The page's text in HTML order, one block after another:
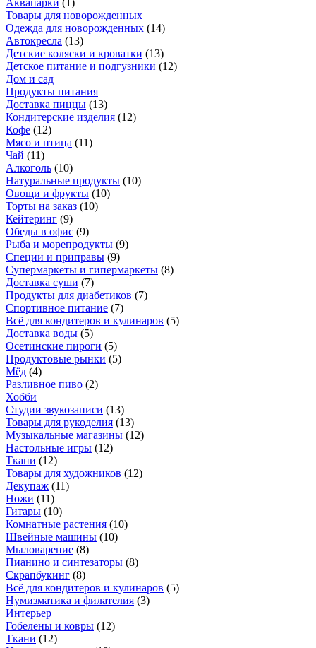
Аквапарки (1)
Товары для новорожденных
Одежда для новорожденных (14)
Автокресла (13)
Детские коляски и кроватки (13)
Детское питание и подгузники (12)
Дом и сад
Продукты питания
Доставка пиццы (13)
Кондитерские изделия (12)
Кофе (12)
Мясо и птица (11)
Чай (11)
Алкоголь (10)
Натуральные продукты (10)
Овощи и фрукты (10)
Торты на заказ (10)
Кейтеринг (9)
Обеды в офис (9)
Рыба и морепродукты (9)
Специи и приправы (9)
Супермаркеты и гипермаркеты (8)
Доставка суши (7)
Продукты для диабетиков (7)
Спортивное питание (7)
Всё для кондитеров и кулинаров (5)
Доставка воды (5)
Осетинские пироги (5)
Продуктовые рынки (5)
Мёд (4)
Разливное пиво (2)
Хобби
Студии звукозаписи (13)
Товары для рукоделия (13)
Музыкальные магазины (12)
Настольные игры (12)
Ткани (12)
Товары для художников (12)
Декупаж (11)
Ножи (11)
Гитары (10)
Комнатные растения (10)
Швейные машины (10)
Мыловарение (8)
Пианино и синтезаторы (8)
Скрапбукинг (8)
Всё для кондитеров и кулинаров (5)
Нумизматика и филателия (3)
Интерьер
Гобелены и ковры (12)
Ткани (12)